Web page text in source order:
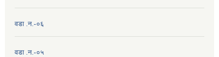
वडा .न.-०६
वडा .न.-०५